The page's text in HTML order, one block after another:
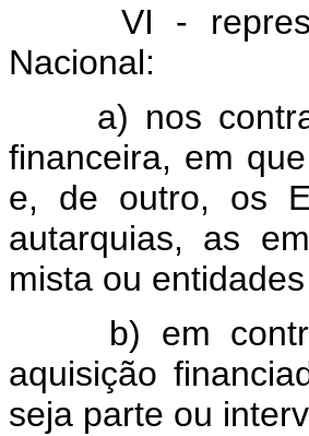
VI -
Nacional:
a) nos
financeira, em
e, de outro, os
autarquias, as
mista ou
b) em
aquisição
seja parte ou